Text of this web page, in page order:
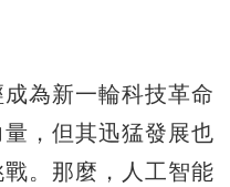
為新一輪科技革命
，但其迅猛發展也
。那麼，人工智能